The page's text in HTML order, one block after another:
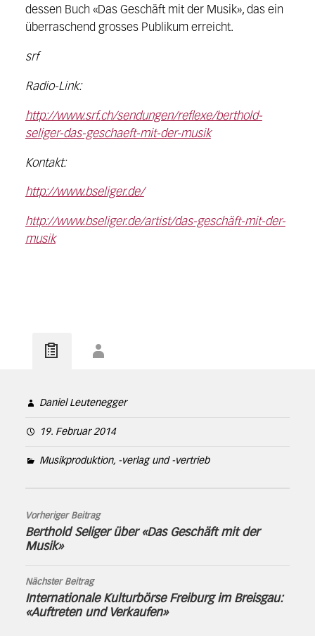
dessen Buch «Das Geschäft mit der Musik», das ein
überraschend grosses Publikum erreicht.
srf
Radio-Link:
http://www.srf.ch/sendungen/reflexe/berthold-
seliger-das-geschaeft-mit-der-musik
Kontakt:
http://www.bseliger.de/
http://www.bseliger.de/artist/das-geschäft-mit-der-
musik
Daniel Leutenegger
19. Februar 2014
Musikproduktion, -verlag und -vertrieb
Vorheriger Beitrag
Berthold Seliger über «Das Geschäft mit der
Musik»
Nächster Beitrag
Internationale Kulturbörse Freiburg im Breisgau:
«Auftreten und Verkaufen»